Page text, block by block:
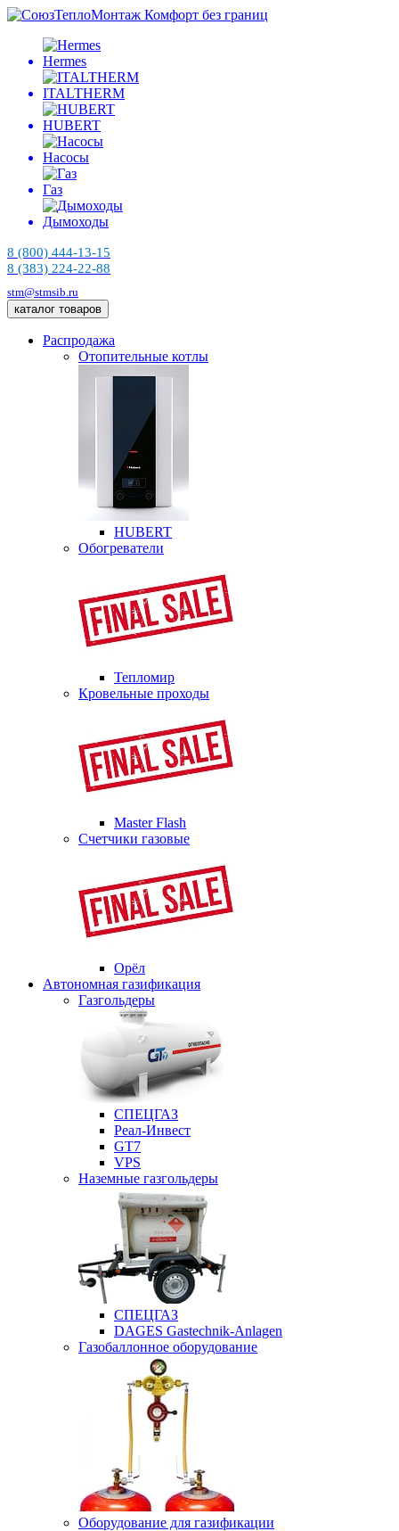
Комфорт без границ
Hermes
ITALTHERM
HUBERT
Насосы
Газ
Дымоходы
8 (800) 444-13-15
8 (383) 224-22-88
stm@stmsib.ru
каталог товаров
Распродажа
Отопительные котлы
HUBERT
Обогреватели
Тепломир
Кровельные проходы
Master Flash
Счетчики газовые
Орёл
Автономная газификация
Газгольдеры
СПЕЦГАЗ
Реал-Инвест
GT7
VPS
Наземные газгольдеры
СПЕЦГАЗ
DAGES Gastechnik-Anlagen
Газобаллонное оборудование
Оборудование для газификации